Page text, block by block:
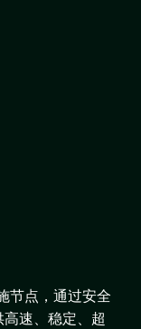
节点，通过安全
速、稳定、超